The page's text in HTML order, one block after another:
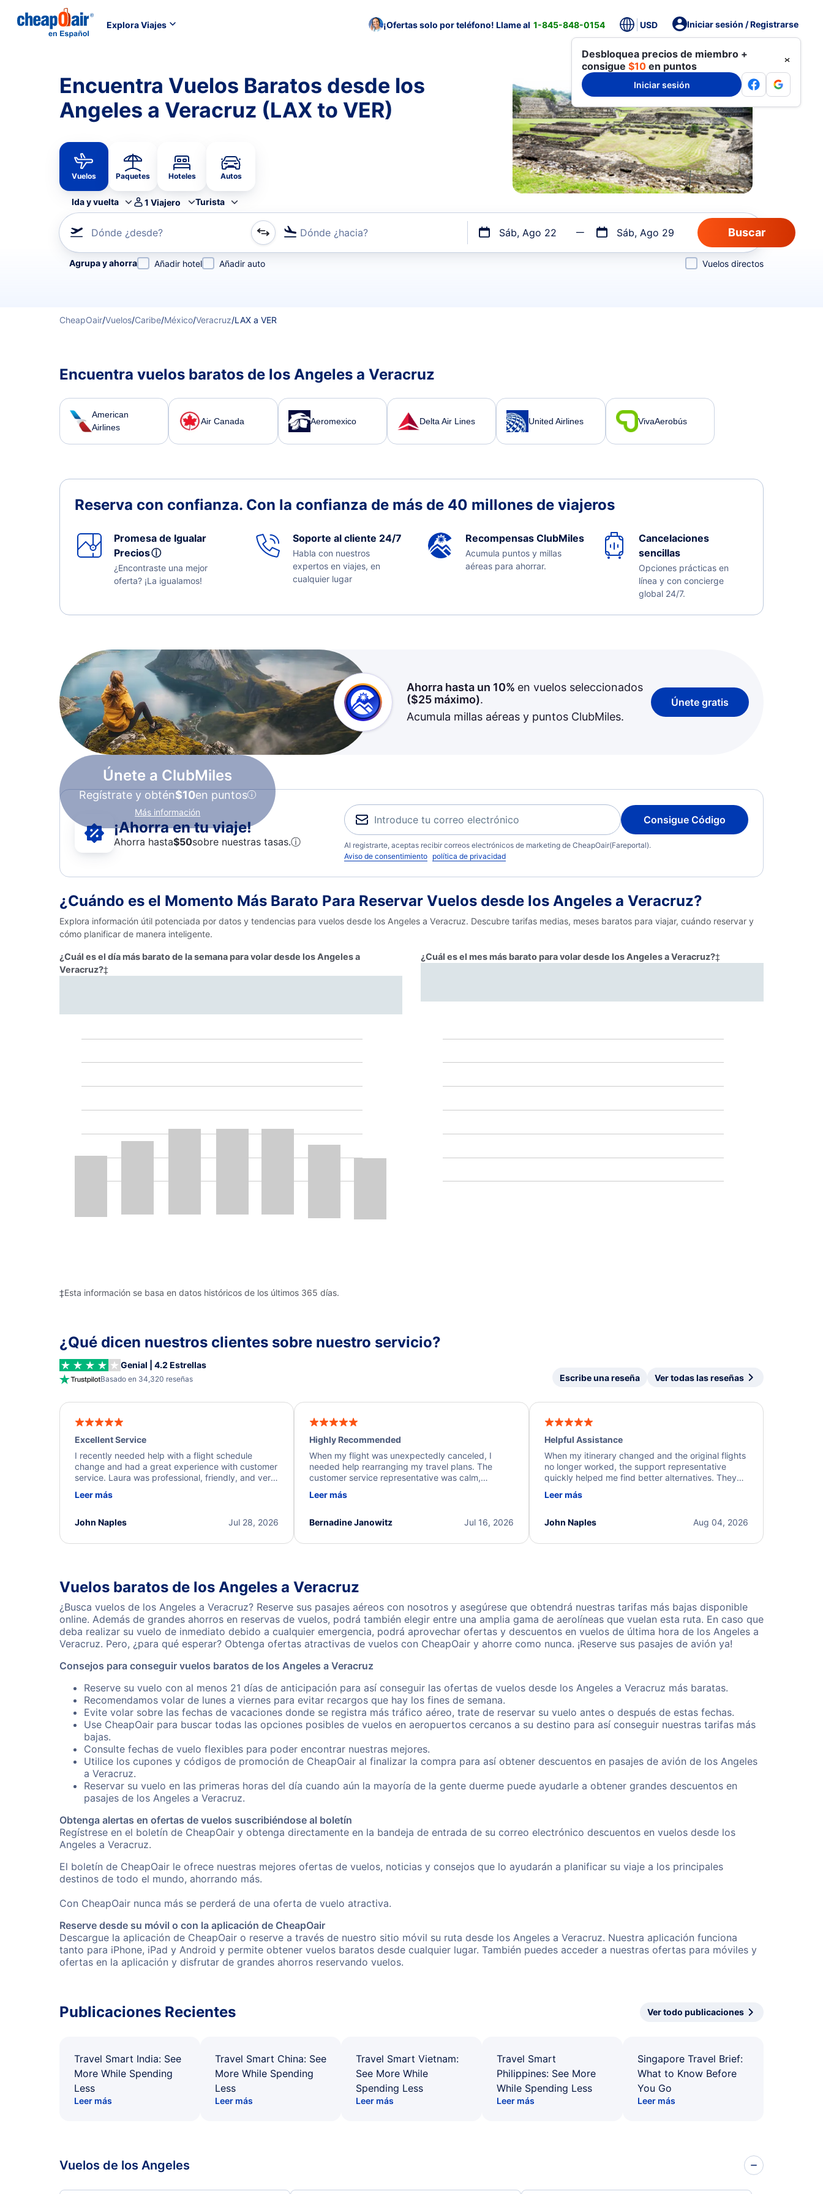
Explora Viajes ¡Ofertas solo por teléfono! Llame al 1-845-848-0154 USD Iniciar sesión / Registrarse
Desbloquea precios de miembro +
consigue $10 en puntos
Iniciar sesión
Encuentra Vuelos Baratos desde los
Angeles a Veracruz (LAX to VER)
Vuelos Paquetes Hoteles Autos
Ida y vuelta 1 Viajero Turista
Dónde ¿desde? Dónde ¿hacia? Sáb, Ago 22 Sáb, Ago 29
Refina tu búsqueda por aerolínea, por ciudad o aeropuerto o por vuelos directos
Agrupa y ahorra Añadir hotel Añadir auto Vuelos directos
CheapOair/Vuelos/Caribe/México/Veracruz/LAX a VER
Encuentra vuelos baratos de los Angeles a Veracruz
American
Airlines
Air Canada Aeromexico Delta Air Lines United Airlines VivaAerobús
Reserva con confianza. Con la confianza de más de 40 millones de viajeros
Promesa de Igualar
Preciosⓘ
¿Encontraste una mejor
oferta? ¡La igualamos!
Soporte al cliente 24/7
Habla con nuestros
expertos en viajes, en
cualquier lugar
Recompensas ClubMiles
Acumula puntos y millas
aéreas para ahorrar.
Cancelaciones
sencillas
Opciones prácticas en
línea y con concierge
global 24/7.
Únete a ClubMiles
Regístrate y obtén$10en puntos
Más información
Ahorra hasta un 10% en vuelos seleccionados
($25máximo).
Acumula millas aéreas y puntos ClubMiles.
Únete gratis
¡Ahorra en tu viaje!
Ahorra hasta$50sobre nuestras tasas.ⓘ
Consigue Código
Al registrarte, aceptas recibir correos electrónicos de marketing de CheapOair(Fareportal).
Aviso de consentimiento política de privacidad
¿Cuándo es el Momento Más Barato Para Reservar Vuelos desde los Angeles a Veracruz?
Explora información útil potenciada por datos y tendencias para vuelos desde los Angeles a Veracruz. Descubre tarifas medias, meses baratos para viajar, cuándo reservar y
cómo planificar de manera inteligente.
¿Cuál es el día más barato de la semana para volar desde los Angeles a
Veracruz?‡
¿Cuál es el mes más barato para volar desde los Angeles a Veracruz?‡
‡Esta información se basa en datos históricos de los últimos 365 días.
¿Qué dicen nuestros clientes sobre nuestro servicio?
Genial | 4.2 Estrellas
Basado en 34,320 reseñas Escribe una reseña Ver todas las reseñas
Excellent Service
I recently needed help with a flight schedule
change and had a great experience with customer
service. Laura was professional, friendly, and very
a solution and kept me informed of the next steps.
Leer más
Jul 28, 2026
John Naples
Highly Recommended
When my flight was unexpectedly canceled, I
needed help rearranging my travel plans. The
customer service representative was calm,
process. They quickly found alternative flight
I truly appreciate the excellent support and
Leer más
Jul 16, 2026
Bernadine Janowitz
Helpful Assistance
When my itinerary changed and the original flights
no longer worked, the support representative
quickly helped me find better alternatives. They
beyond to resolve the issue. I'm grateful for the
Leer más
Aug 04, 2026
John Naples
Vuelos baratos de los Angeles a Veracruz
¿Busca vuelos de los Angeles a Veracruz? Reserve sus pasajes aéreos con nosotros y asegúrese que obtendrá nuestras tarifas más bajas disponible
online. Además de grandes ahorros en reservas de vuelos, podrá también elegir entre una amplia gama de aerolíneas que vuelan esta ruta. En caso que
deba realizar su vuelo de inmediato debido a cualquier emergencia, podrá aprovechar ofertas y descuentos en vuelos de última hora de los Angeles a
Veracruz. Pero, ¿para qué esperar? Obtenga ofertas atractivas de vuelos con CheapOair y ahorre como nunca. ¡Reserve sus pasajes de avión ya!
Consejos para conseguir vuelos baratos de los Angeles a Veracruz
Reserve su vuelo con al menos 21 días de anticipación para así conseguir las ofertas de vuelos desde los Angeles a Veracruz más baratas.
Recomendamos volar de lunes a viernes para evitar recargos que hay los fines de semana.
Evite volar sobre las fechas de vacaciones donde se registra más tráfico aéreo, trate de reservar su vuelo antes o después de estas fechas.
Use CheapOair para buscar todas las opciones posibles de vuelos en aeropuertos cercanos a su destino para así conseguir nuestras tarifas más
bajas.
Consulte fechas de vuelo flexibles para poder encontrar nuestras mejores.
Utilice los cupones y códigos de promoción de CheapOair al finalizar la compra para así obtener descuentos en pasajes de avión de los Angeles
a Veracruz.
Reservar su vuelo en las primeras horas del día cuando aún la mayoría de la gente duerme puede ayudarle a obtener grandes descuentos en
pasajes de los Angeles a Veracruz.
Obtenga alertas en ofertas de vuelos suscribiéndose al boletín
Regístrese en el boletín de CheapOair y obtenga directamente en la bandeja de entrada de su correo electrónico descuentos en vuelos desde los
Angeles a Veracruz.
El boletín de CheapOair le ofrece nuestras mejores ofertas de vuelos, noticias y consejos que lo ayudarán a planificar su viaje a los principales
destinos de todo el mundo, ahorrando más.
Con CheapOair nunca más se perderá de una oferta de vuelo atractiva.
Reserve desde su móvil o con la aplicación de CheapOair
Descargue la aplicación de CheapOair o reserve a través de nuestro sitio móvil su ruta desde los Angeles a Veracruz. Nuestra aplicación funciona
tanto para iPhone, iPad y Android y permite obtener vuelos baratos desde cualquier lugar. También puedes acceder a nuestras ofertas para móviles y
ofertas en la aplicación y disfrutar de grandes ahorros reservando vuelos.
Publicaciones Recientes Ver todo publicaciones
Travel Smart India: See
More While Spending
Less
Leer más
Travel Smart China: See
More While Spending
Less
Leer más
Travel Smart Vietnam:
See More While
Spending Less
Leer más
Travel Smart
Philippines: See More
While Spending Less
Leer más
Singapore Travel Brief:
What to Know Before
You Go
Leer más
Vuelos de los Angeles